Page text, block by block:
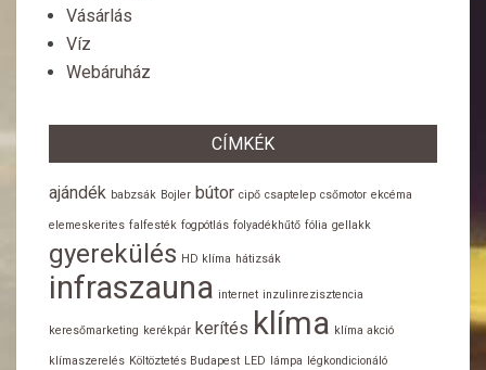
Vásárlás
Víz
Webáruház
CÍMKÉK
ajándék babzsák Bojler bútor cipő csaptelep csőmotor ekcéma
elemeskerites falfesték fogpótlás folyadékhűtő fólia gellakk
gyerekülés HD klíma hátizsák
infraszauna internet inzulinrezisztencia
keresőmarketing kerékpár kerítés klíma klíma akció
klímaszerelés Költöztetés Budapest LED lámpa légkondicionáló